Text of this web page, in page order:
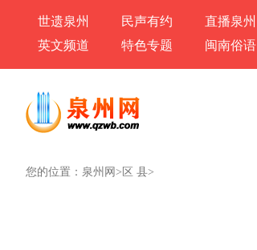
世遗泉州 民声有约 直播泉州
英文频道
特色专题 闽南俗语
您的位置： 泉州网 > 区 县>